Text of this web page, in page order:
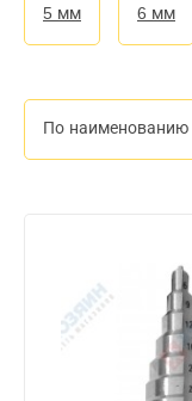
5 мм 6 мм
По наименованию